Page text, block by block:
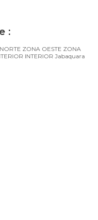
:
ZONA OESTE ZONA
INTERIOR Jabaquara